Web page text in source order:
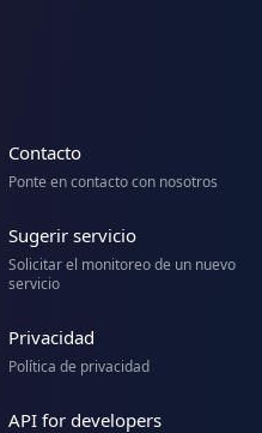
Contacto
Ponte en contacto con nosotros
Sugerir servicio
Solicitar el monitoreo de un nuevo
servicio
Privacidad
Política de privacidad
API for developers